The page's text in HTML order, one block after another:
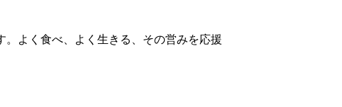
よく食べ、よく生きる、その営みを応援